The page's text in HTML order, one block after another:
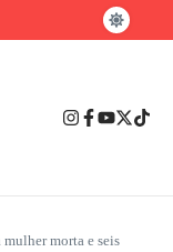
maior instituição
em número de
morta e seis